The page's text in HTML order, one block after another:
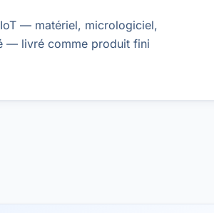
— matériel, micrologiciel,
— livré comme produit fini